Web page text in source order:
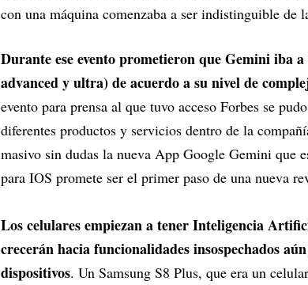
con una máquina comenzaba a ser indistinguible de
Durante ese evento prometieron que Gemini iba
advanced y ultra) de acuerdo a su nivel de
evento para prensa al que tuvo acceso Forbes se
diferentes productos y servicios dentro de la
masivo sin dudas la nueva App Google Gemini que
para IOS promete ser el primer paso de una nueva
Los celulares empiezan a tener Inteligencia
crecerán hacia funcionalidades insospechados
dispositivos. Un Samsung S8 Plus, que era un